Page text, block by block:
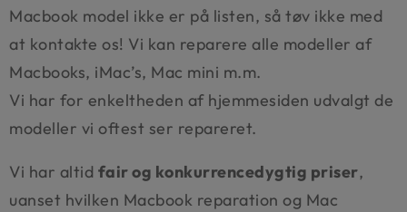
Macbook model ikke er på listen, så tøv ikke med
at kontakte os! Vi kan reparere alle modeller af
Macbooks, iMac’s, Mac mini m.m.
Vi har for enkeltheden af hjemmesiden udvalgt de
modeller vi oftest ser repareret.
Vi har altid fair og konkurrencedygtig priser,
uanset hvilken Macbook reparation og Mac